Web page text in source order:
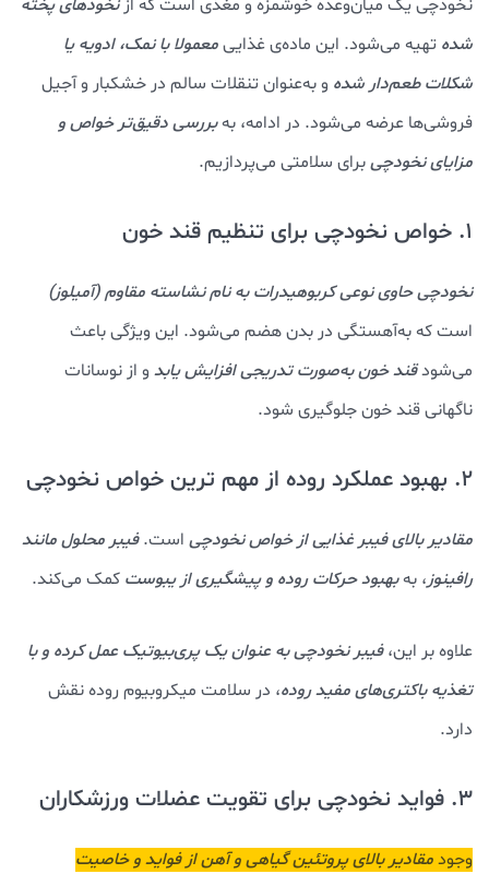
نخودچی یک میان‌وعده خوشمزه و مغذی است که ازنخودهای پخته
شده تهیه می‌شود. این ماده‌ی غذاییمعمولا با نمک، ادویه یا
شکلات طعم‌دار شده و به‌عنوان تنقلات سالم در خشکبار و آجیل
فروشی‌ها عرضه می‌شود. در ادامه، بهبررسی دقیق‌تر خواص و
مزایای نخودچیبرای سلامتی می‌پردازیم.
1. خواص نخودچی برای تنظیم قند خون
نخودچی حاوی نوعی کربوهیدرات به نام نشاسته مقاوم (آمیلوز)
است که به‌آهستگی در بدن هضم می‌شود. این ویژگی باعث
می‌شودقند خون به‌صورت تدریجی افزایش یابد و از نوسانات
ناگهانی قند خون جلوگیری شود.
2. بهبود عملکرد روده از مهم ترین خواص نخودچی
مقادیر بالای فیبر غذایی از خواص نخودچی است.فیبر محلول مانند
رافینوز، بهبهبود حرکات روده و پیشگیری از یبوست کمک می‌کند.
علاوه بر این،فیبر نخودچی به عنوان یک پری‌بیوتیک عمل کرده و با
تغذیه باکتری‌های مفید روده، در سلامت میکروبیوم روده نقش
دارد.
3. فواید نخودچی برای تقویت عضلات ورزشکاران
وجودمقادیر بالای پروتئین گیاهی و آهن از فواید و خاصیت